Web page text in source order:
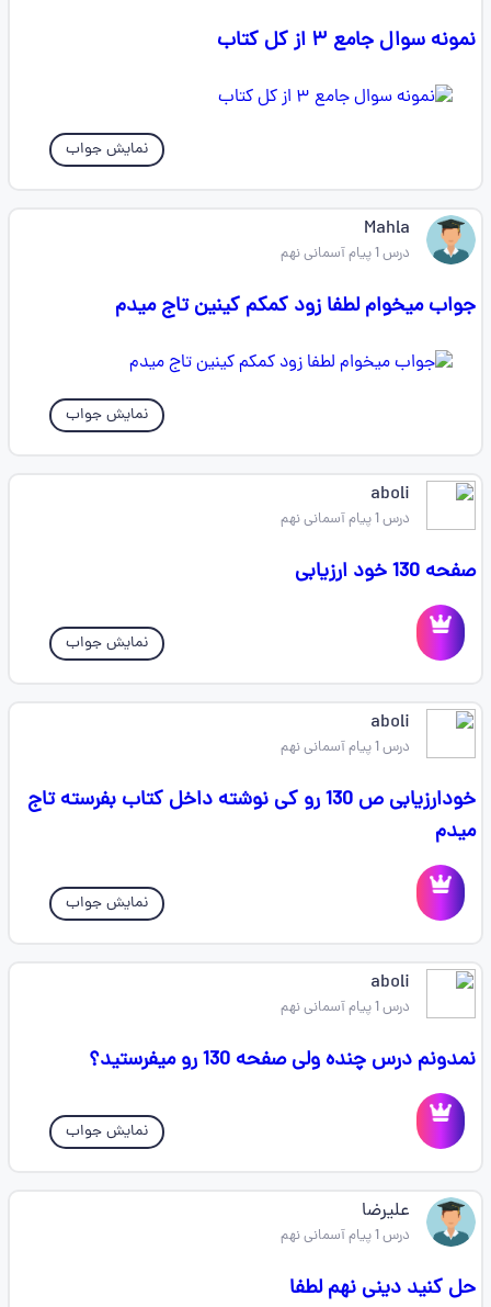
نمونه سوال جامع ۳ از کل کتاب
نمایش جواب
Mahla
درس 1 پیام آسمانی نهم
جواب میخوام لطفا زود کمکم کینین تاج میدم
نمایش جواب
aboli
درس 1 پیام آسمانی نهم
صفحه 130 خود ارزیابی
نمایش جواب
aboli
درس 1 پیام آسمانی نهم
خودارزیابی ص 130 رو کی نوشته داخل کتاب بفرسته تاج
میدم
نمایش جواب
aboli
درس 1 پیام آسمانی نهم
نمدونم درس چنده ولی صفحه 130 رو میفرستید؟
نمایش جواب
علیرضا
درس 1 پیام آسمانی نهم
حل کنید دینی نهم لطفا